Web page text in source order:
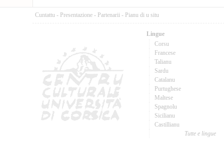
Cuntattu - Presentazione - Partenarii - Pianu di u situ
Lingue
Corsu
Francese
Talianu
Sardu
Catalanu
Purtughese
Maltese
Spagnolu
Sicilianu
Castillianu
Tutte e lingue